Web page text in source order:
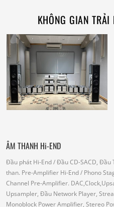
KHÔNG GIAN
ÂM THANH Hi-END
Đầu phát Hi-End/ Đầu CD-SACD,
than. Pre-Amplifier Hi-End/ Phono
Channel Pre-Amplifier.
Upsampler, Đầu Network Player,
Monoblock Power Amplifier, Stereo